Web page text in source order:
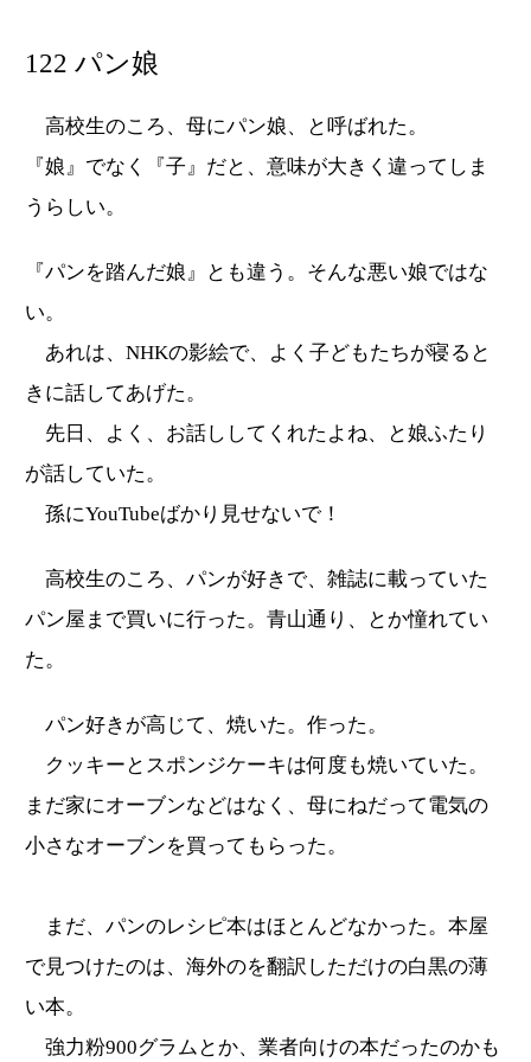
122 パン娘
高校生のころ、母にパン娘、と呼ばれた。
『娘』でなく『子』だと、意味が大きく違ってしま
うらしい。
『パンを踏んだ娘』とも違う。そんな悪い娘ではな
い。
あれは、NHKの影絵で、よく子どもたちが寝ると
きに話してあげた。
先日、よく、お話ししてくれたよね、と娘ふたり
が話していた。
孫にYouTubeばかり見せないで！
高校生のころ、パンが好きで、雑誌に載っていた
パン屋まで買いに行った。青山通り、とか憧れてい
た。
パン好きが高じて、焼いた。作った。
クッキーとスポンジケーキは何度も焼いていた。
まだ家にオーブンなどはなく、母にねだって電気の
小さなオーブンを買ってもらった。
まだ、パンのレシピ本はほとんどなかった。本屋
で見つけたのは、海外のを翻訳しただけの白黒の薄
い本。
強力粉900グラムとか、業者向けの本だったのかも